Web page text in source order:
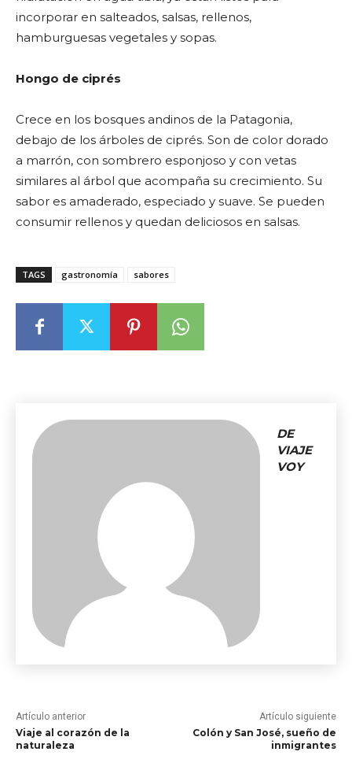
incorporar en salteados, salsas, rellenos,
hamburguesas vegetales y sopas.
Hongo de ciprés
Crece en los bosques andinos de la Patagonia,
debajo de los árboles de ciprés. Son de color dorado
a marrón, con sombrero esponjoso y con vetas
similares al árbol que acompaña su crecimiento. Su
sabor es amaderado, especiado y suave. Se pueden
consumir rellenos y quedan deliciosos en salsas.
TAGS gastronomía sabores
DE
VIAJE
VOY
Artículo anterior
Viaje al corazón de la
naturaleza
Artículo siguiente
Colón y San José, sueño de
inmigrantes